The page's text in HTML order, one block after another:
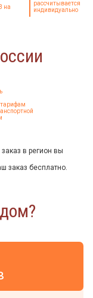
на
рассчитывается
индивидуально
тарифам
в регион вы
заказ бесплатно.